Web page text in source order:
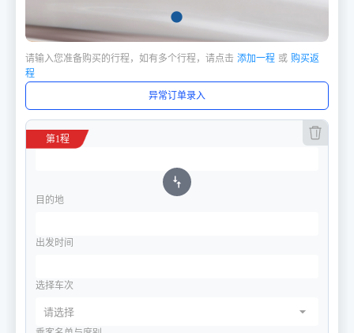
lens
请输入您准备购买的行程，如有多个行程，请点击 添加一程 或 购买返
程
异常订单录入
第1程
出发站
compare_arrows
目的地
出发时间
选择车次
请选择 arrow_drop_down